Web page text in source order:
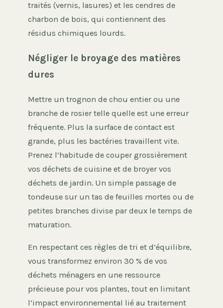
traités (vernis, lasures) et les cendres de
charbon de bois, qui contiennent des
résidus chimiques lourds.
Négliger le broyage des matières
dures
Mettre un trognon de chou entier ou une
branche de rosier telle quelle est une erreur
fréquente. Plus la surface de contact est
grande, plus les bactéries travaillent vite.
Prenez l’habitude de couper grossièrement
vos déchets de cuisine et de broyer vos
déchets de jardin. Un simple passage de
tondeuse sur un tas de feuilles mortes ou de
petites branches divise par deux le temps de
maturation.
En respectant ces règles de tri et d’équilibre,
vous transformez environ 30 % de vos
déchets ménagers en une ressource
précieuse pour vos plantes, tout en limitant
l’impact environnemental lié au traitement